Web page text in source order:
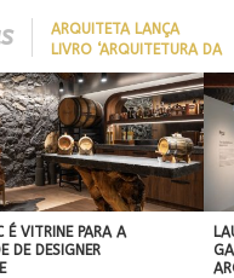
ARQUITETA LANÇA
LIVRO ‘ARQUITETURA DA
LONGEVIDADE’ PARA
REDUZIR QUEDAS DE
EM CASA E ADAPTAR
SEM REFORMAS
DESTACA O DESIGN
E REFORÇA SUA PROJEÇÃO
INTERNACIONAL
É VITRINE PARA A
DE DESIGNER